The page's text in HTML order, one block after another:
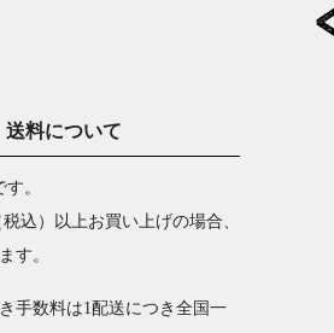
送料について
。
込）以上お買い上げの場合、
す。
手数料は1配送につき全国一